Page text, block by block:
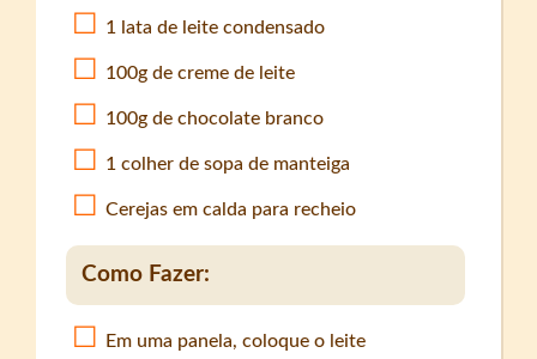
1 lata de leite condensado
100g de creme de leite
100g de chocolate branco
1 colher de sopa de manteiga
Cerejas em calda para recheio
Como Fazer:
Em uma panela, coloque o leite